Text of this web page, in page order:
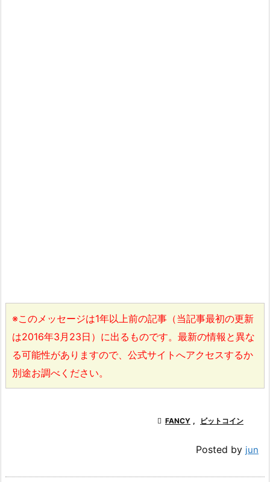
※このメッセージは1年以上前の記事（当記事最初の更新
は2016年3月23日）に出るものです。最新の情報と異な
る可能性がありますので、公式サイトへアクセスするか
別途お調べください。
 FANCY , ビットコイン
Posted by jun